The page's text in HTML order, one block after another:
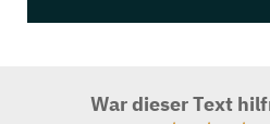
War dieser Text